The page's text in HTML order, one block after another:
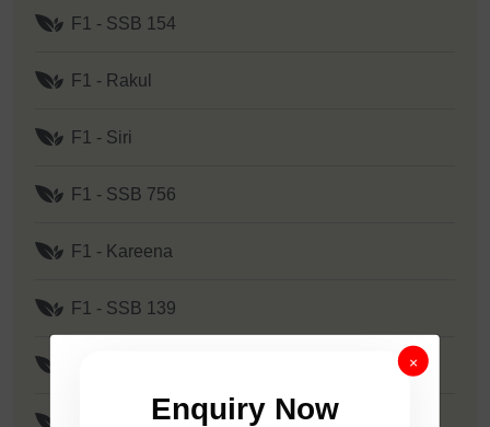
F1 - SSB 154
F1 - Rakul
F1 - Siri
F1 - SSB 756
F1 - Kareena
F1 - SSB 139
×
Enquiry Now